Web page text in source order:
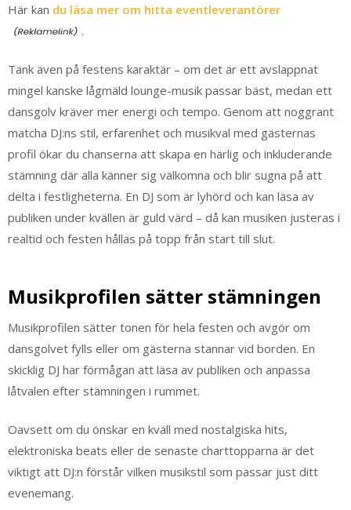
Här kan du läsa mer om hitta eventleverantörer
.
Tänk även på festens karaktär – om det är ett avslappnat
mingel kanske lågmäld lounge-musik passar bäst, medan ett
dansgolv kräver mer energi och tempo. Genom att noggrant
matcha DJ:ns stil, erfarenhet och musikval med gästernas
profil ökar du chanserna att skapa en härlig och inkluderande
stämning där alla känner sig välkomna och blir sugna på att
delta i festligheterna. En DJ som är lyhörd och kan läsa av
publiken under kvällen är guld värd – då kan musiken justeras i
realtid och festen hållas på topp från start till slut.
Musikprofilen sätter stämningen
Musikprofilen sätter tonen för hela festen och avgör om
dansgolvet fylls eller om gästerna stannar vid borden. En
skicklig DJ har förmågan att läsa av publiken och anpassa
låtvalen efter stämningen i rummet.
Oavsett om du önskar en kväll med nostalgiska hits,
elektroniska beats eller de senaste charttopparna är det
viktigt att DJ:n förstår vilken musikstil som passar just ditt
evenemang.